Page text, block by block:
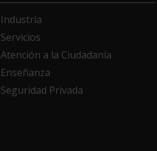
Industria
Servicios
Atención a la Ciudadanía
Enseñanza
Seguridad Privada